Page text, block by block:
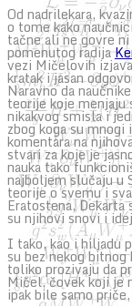
Od nadrilekara,
o tome kako
tačne ali ne govre
pomenutog radija
vezi Mičelovih
kratak i jasan
Naravno da
teorije koje menjaju
nikakvog smisla i
zbog koga su
komentara na
stvari za koje je
nauka tako
najboljem slučaju u
teorije o svemu i
Eratostena,
su njihovi snovi i
I tako, kao i hiljadu
su bez nekog
toliko prozivaju da
Mičel, čovek koji je
ipak bile samo